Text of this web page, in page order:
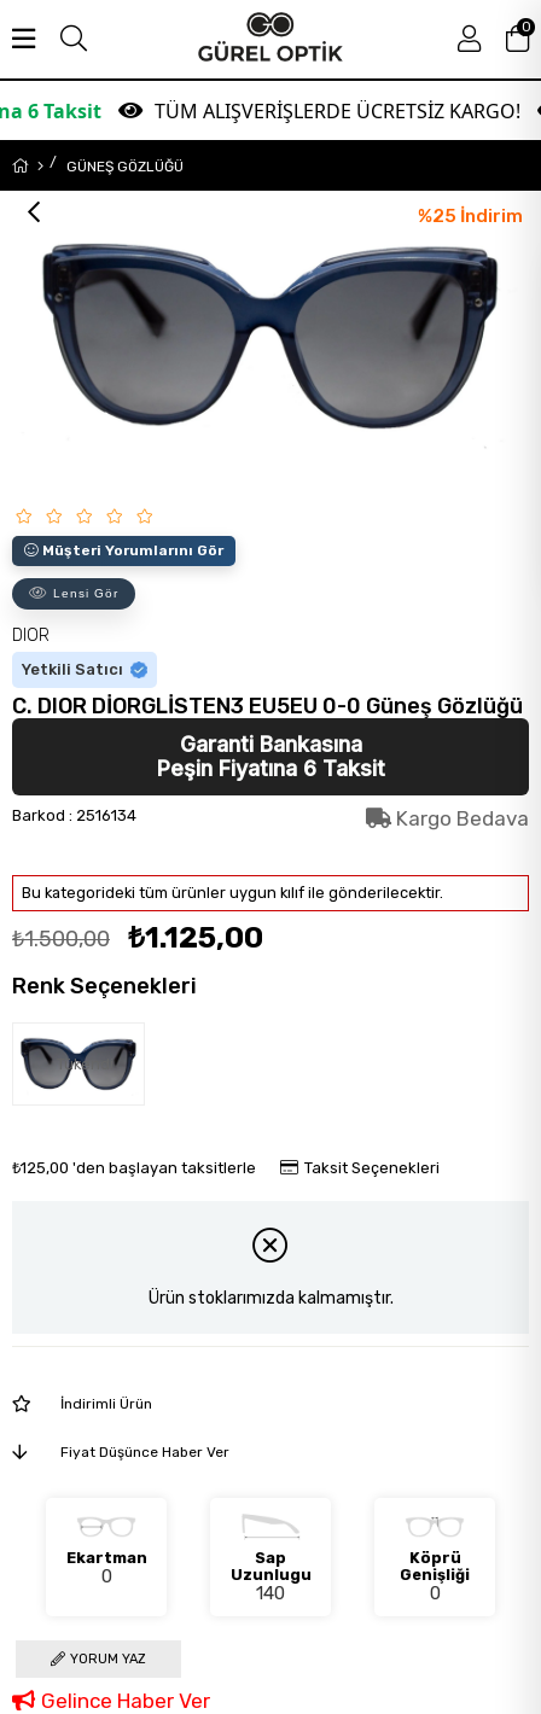
TÜM ALIŞVERİŞLERDE ÜCRETSİZ KARGO!
0
GÜNEŞ GÖZLÜĞÜ
%25 İndirim
Müşteri Yorumlarını Gör
Lensi Gör
DIOR
Yetkili Satıcı
C. DIOR DİORGLİSTEN3 EU5EU 0-0 Güneş Gözlüğü
Garanti Bankasına
Peşin Fiyatına 6 Taksit
Barkod : 2516134 Kargo Bedava
Bu kategorideki tüm ürünler uygun kılıf ile gönderilecektir.
₺1.500,00 ₺1.125,00
Renk Seçenekleri
Tükendi
₺125,00 'den başlayan taksitlerle Taksit Seçenekleri
Ürün stoklarımızda kalmamıştır.
İndirimli Ürün
Fiyat Düşünce Haber Ver
Ekartman
0
Sap
Uzunlugu
140
Köprü
Genişliği
0
YORUM YAZ
Gelince Haber Ver